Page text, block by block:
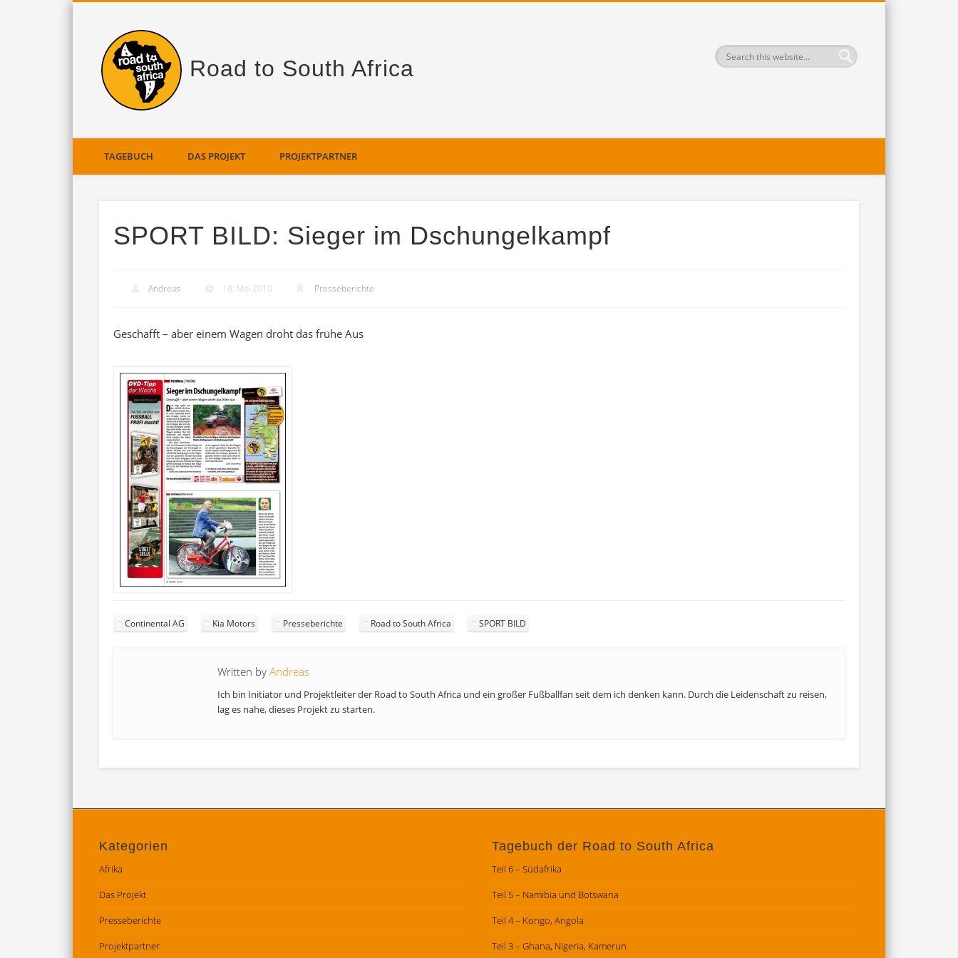
Road to South Africa
TAGEBUCH DAS PROJEKT PROJEKTPARTNER
SPORT BILD: Sieger im Dschungelkampf
Andreas 18. Mai 2010 Presseberichte
Geschafft – aber einem Wagen droht das frühe Aus
Continental AG Kia Motors Presseberichte Road to South Africa SPORT BILD
Written by Andreas
Ich bin Initiator und Projektleiter der Road to South Africa und ein großer Fußballfan seit dem ich denken kann. Durch die Leidenschaft zu reisen,
lag es nahe, dieses Projekt zu starten.
Kategorien
Afrika
Das Projekt
Presseberichte
Projektpartner
Tagebuch der Road to South Africa
Teil 6 – Südafrika
Teil 5 – Namibia und Botswana
Teil 4 – Kongo, Angola
Teil 3 – Ghana, Nigeria, Kamerun